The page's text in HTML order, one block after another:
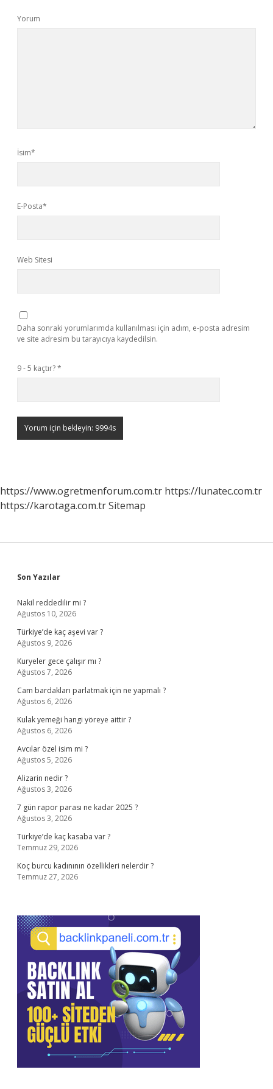
Yorum
İsim*
E-Posta*
Web Sitesi
Daha sonraki yorumlarımda kullanılması için adım, e-posta adresim
ve site adresim bu tarayıcıya kaydedilsin.
9 - 5 kaçtır?*
https://www.ogretmenforum.com.tr https://lunatec.com.tr
https://karotaga.com.trSitemap
Sidebar
Son Yazılar
Nakil reddedilir mi ?
Ağustos 10, 2026
Türkiye’de kaç aşevi var ?
Ağustos 9, 2026
Kuryeler gece çalışır mı ?
Ağustos 7, 2026
Cam bardakları parlatmak için ne yapmalı ?
Ağustos 6, 2026
Kulak yemeği hangi yöreye aittir ?
Ağustos 6, 2026
Avcılar özel isim mi ?
Ağustos 5, 2026
Alizarin nedir ?
Ağustos 3, 2026
7 gün rapor parası ne kadar 2025 ?
Ağustos 3, 2026
Türkiye’de kaç kasaba var ?
Temmuz 29, 2026
Koç burcu kadınının özellikleri nelerdir ?
Temmuz 27, 2026